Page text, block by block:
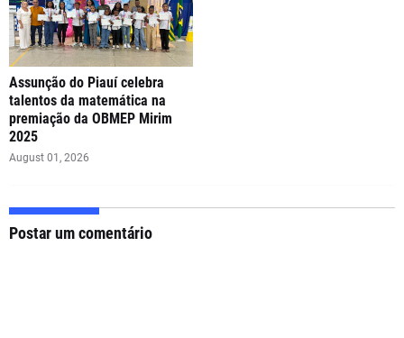
Assunção do Piauí celebra
talentos da matemática na
premiação da OBMEP Mirim
2025
August 01, 2026
Postar um comentário